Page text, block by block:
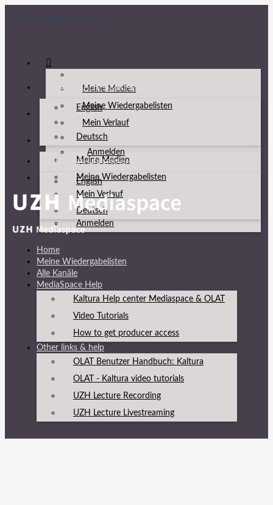
Meine Medien
Meine Wiedergabelisten
Mein Verlauf
Anmelden
AUSGEWÄHLTE SPRACHE: DEUTSCH
English
Deutsch
Meine Medien
Meine Wiedergabelisten
Mein Verlauf
Anmelden
AUSGEWÄHLTE SPRACHE: DEUTSCH
English
Deutsch
Home
Meine Wiedergabelisten
Alle Kanäle
MediaSpace Help
Kaltura Help center Mediaspace & OLAT
Video Tutorials
How to get producer access
Other links & help
OLAT Benutzer Handbuch: Kaltura
OLAT - Kaltura video tutorials
UZH Lecture Recording
UZH Lecture Livestreaming